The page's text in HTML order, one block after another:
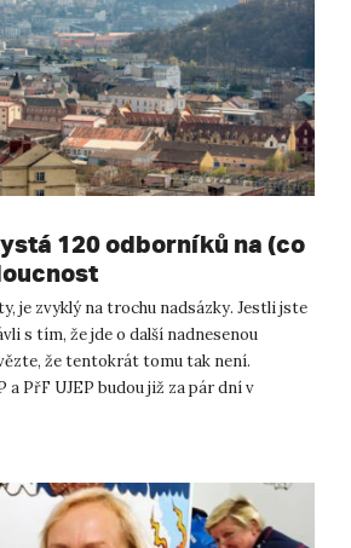
120 odborníků na (co
je zvyklý na trochu nadsázky. Jestli jste
s tím, že jde o další nadnesenou
že tentokrát tomu tak není.
a PřF UJEP budou již za pár dní v